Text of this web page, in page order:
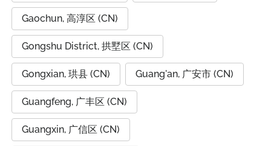
Gaochun, 高淳区 (CN)
Gongshu District, 拱墅区 (CN)
Gongxian, 珙县 (CN) Guang'an, 广安市 (CN)
Guangfeng, 广丰区 (CN)
Guangxin, 广信区 (CN)